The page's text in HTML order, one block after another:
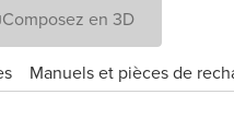
Composez en 3D
Manuels et pièces de